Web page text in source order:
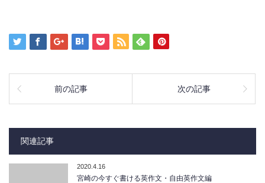
前の記事 次の記事
関連記事
2020.4.16
宮崎の今すぐ書ける英作文・自由英作文編